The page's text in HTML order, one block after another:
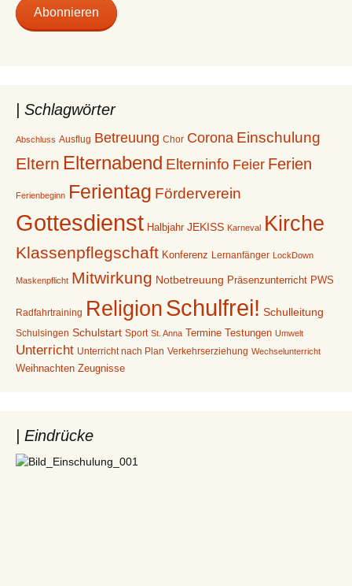
Abonnieren
| Schlagwörter
Abschluss Ausflug Betreuung Chor Corona Einschulung
Eltern Elternabend Elterninfo Feier Ferien
Ferienbeginn Ferientag Förderverein
Gottesdienst Halbjahr JEKISS Karneval Kirche
Klassenpflegschaft Konferenz Lernanfänger LockDown
Maskenpflicht Mitwirkung Notbetreuung Präsenzunterricht PWS
Radfahrtraining Religion Schulfrei! Schulleitung
Schulsingen Schulstart Sport St. Anna Termine Testungen Umwelt
Unterricht Unterricht nach Plan Verkehrserziehung Wechselunterricht
Weihnachten Zeugnisse
| Eindrücke